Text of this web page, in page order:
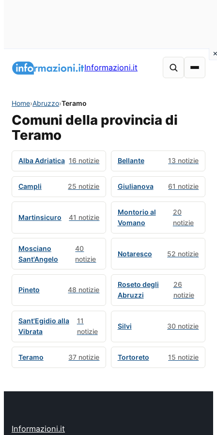
Informazioni.it
Home›Abruzzo›Teramo
Comuni della provincia di
Teramo
Alba Adriatica 16 notizie Bellante 13 notizie
Campli 25 notizie Giulianova 61 notizie
Martinsicuro 41 notizie
Montorio al
Vomano
20
notizie
Mosciano
Sant'Angelo
40
notizie
Notaresco 52 notizie
Pineto 48 notizie
Roseto degli
Abruzzi
26
notizie
Sant'Egidio alla
Vibrata
11
notizie
Silvi 30 notizie
Teramo 37 notizie Tortoreto 15 notizie
Informazioni.it